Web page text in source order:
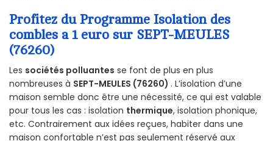
Profitez du Programme Isolation des
combles a 1 euro sur SEPT-MEULES
(76260)
Les sociétés polluantes se font de plus en plus
nombreuses à SEPT-MEULES (76260) . L’isolation d’une
maison semble donc être une nécessité, ce qui est valable
pour tous les cas : isolation thermique, isolation phonique,
etc. Contrairement aux idées reçues, habiter dans une
maison confortable n’est pas seulement réservé aux